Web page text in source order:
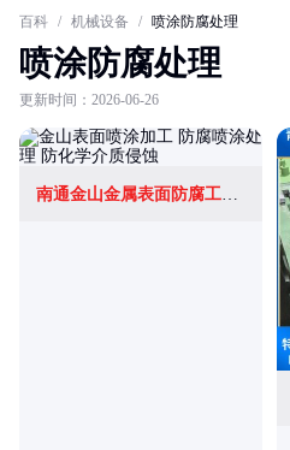
百科 / 机械设备 / 喷涂防腐处理
喷涂防腐处理
更新时间：2026-06-26
南通金山金属表面防腐工程有限公司